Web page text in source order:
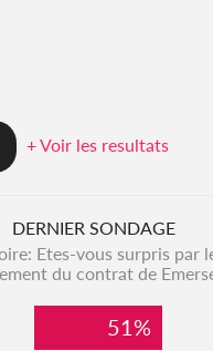
+ Voir les resultats
DERNIER SONDAGE
Etes-vous surpris par
du contrat de
51%